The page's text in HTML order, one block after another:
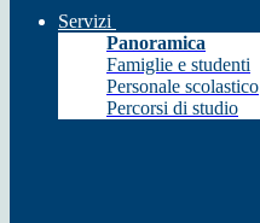
Servizi
Panoramica
Famiglie e studenti
Personale scolastico
Percorsi di studio